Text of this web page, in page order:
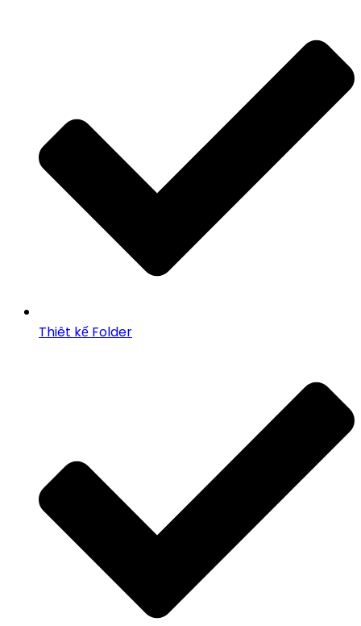
Thiêt kế Folder